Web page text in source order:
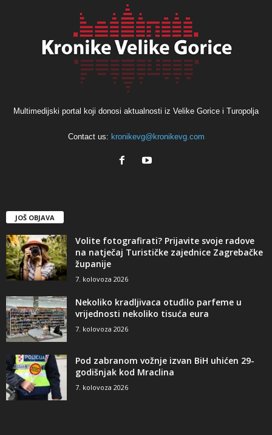
Multimedijski portal koji donosi aktualnosti iz Velike Gorice i Turopolja
Contact us: kronikevg@kronikevg.com
JOŠ OBJAVA
Volite fotografirati? Prijavite svoje radove
na natječaj Turističke zajednice Zagrebačke
županije
7. kolovoza 2026
Nekoliko kradljivaca otuđilo parfeme u
vrijednosti nekoliko tisuća eura
7. kolovoza 2026
Pod zabranom vožnje izvan BiH uhićen 29-
godišnjak kod Mraclina
7. kolovoza 2026